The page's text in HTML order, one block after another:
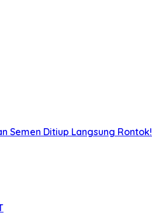
Semen Ditiup Langsung Rontok!